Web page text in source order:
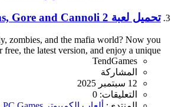
تحميل لعبة Guns, Gore and Cannoli 2 للكمبيوتر مجانا اخر اصدار
zombies, and the mafia world? Now you
the latest version, and enjoy a unique...
TendGames
المشاركة
12 سبتمبر 2025
التعليقات: 0